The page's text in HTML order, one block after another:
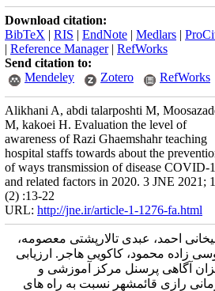
Download citation:
BibTeX | RIS | EndNote | Medlars |
| Reference Manager| RefWorks
Send citation to:
Mendeley
Zotero RefWorks
Alikhani A, abdi talarposhti M,
M, kakoei H. Evaluation the level of
awareness of Razi Ghaemshahr teaching
hospital staffs towards about the
of ways transmission of disease COVID-
and related factors in 2020. 3 JNE 2021;
(2) :13-22
URL: http://jne.ir/article-1-1276-fa.html
احمد، عبدی تالارپشتی معصومه،
زاده محمود، کاکویی هاجر. ارزیابی
آگاهی پرسنل مرکز آموزشی و
رازی قائمشهر نسبت به راه های